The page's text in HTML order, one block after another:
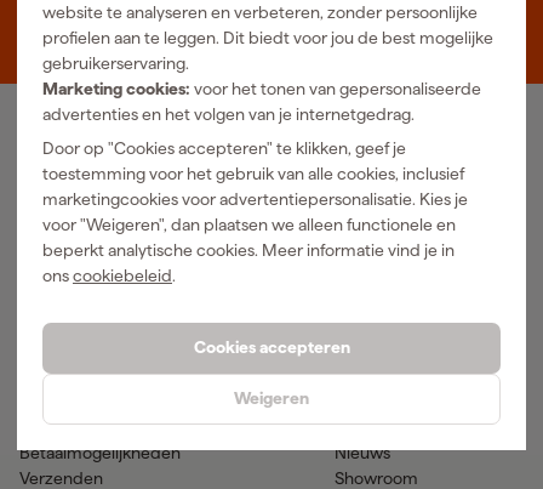
website te analyseren en verbeteren, zonder persoonlijke
profielen aan te leggen. Dit biedt voor jou de best mogelijke
gebruikerservaring.
Marketing cookies: voor het tonen van gepersonaliseerde
advertenties en het volgen van je internetgedrag.
Door op "Cookies accepteren" te klikken, geef je
toestemming voor het gebruik van alle cookies, inclusief
marketingcookies voor advertentiepersonalisatie. Kies je
voor "Weigeren", dan plaatsen we alleen functionele en
beperkt analytische cookies. Meer informatie vind je in
onscookiebeleid.
Cookies accepteren
Weigeren
Zevenheuvelenweg 25
5048 AN Tilburg
Ons Assortiment
Luchtgereedschap
Reiniging
Klimaatbeheersing
Bevestigingsmateriaal
Transport en werkplaats
Handgereedschap
Meetgereedschap
Elektrisch gereedschap
Verf & verfbenodigdheden
Hulp & contact
Klantenservice
Betaalmogelijkheden
Verzenden
Gereedschapcentrum
Advies
Nieuws
Showroom